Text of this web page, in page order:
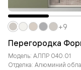
Перегородка
Модель: АЛПР 040.01
Отделка: Алюминий
+9